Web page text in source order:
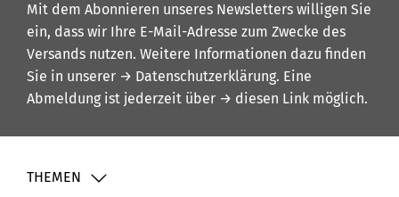
Mit dem Abonnieren unseres Newsletters willigen Sie
ein, dass wir Ihre E-Mail-Adresse zum Zwecke des
Versands nutzen. Weitere Informationen dazu finden
Sie in unserer → Datenschutzerklärung. Eine
Abmeldung ist jederzeit über → diesen Link möglich.
THEMEN